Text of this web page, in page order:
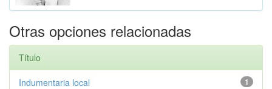
Otras opciones relacionadas
Título
1
Indumentaria local